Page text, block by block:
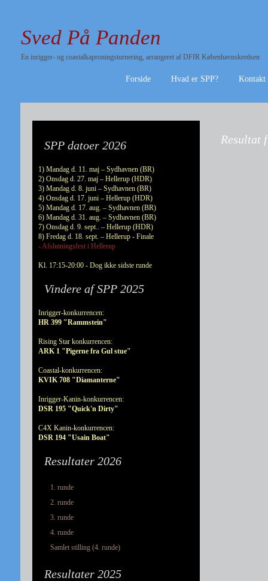
Sved På Panden
En inrigger- og coastalkaproningsturnering, arrangeret af DFfR Københavnskredsen
Forside Hvad er SPP? Kontakt
SPP datoer 2026
1) Mandag d. 11. maj – Sydhavnen (BR)
2) Onsdag d. 27. maj – Hellerup (HDR)
3) Mandag d. 8. juni – Sydhavnen (BR)
4) Onsdag d. 17. juni – Hellerup (HDR)
5) Mandag d. 17. aug. – Sydhavnen (BR)
6) Mandag d. 31. aug. – Sydhavnen (BR)
7) Onsdag d. 9. sept.. – Hellerup (HDR)
8) Fredag d. 18. sept. – Hellerup - Finale
- Afslutningsfest i Hellerup
Kl. 17:15-20:00 - Dog ikke sidste runde
Vindere af SPP 2025
Inrigger-konkurrencen:
HR 399 "Rammstein"
Rising Star konkurrencen:
ARK 1 "Pigerne fra Gul stue"
Coastal-konkurrencen:
KVIK 708 "Diamanterne"
Inrigger-Kanin-konkurrencen:
DSR 195 "Quick'n Dirty"
C4X Kanin-konkurrencen:
DSR 194 "Usain Boat"
Resultater 2026
1. runde
2. runde
3. runde
4. runde
Samlet stilling (4. runde)
Resultater 2025
Resultat